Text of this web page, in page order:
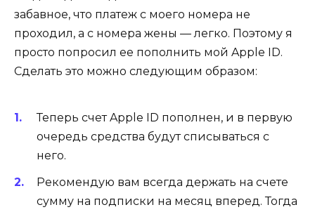
забавное, что платеж с моего номера не
проходил, а с номера жены — легко. Поэтому я
просто попросил ее пополнить мой Apple ID.
Сделать это можно следующим образом:
Теперь счет Apple ID пополнен, и в первую
очередь средства будут списываться с
него.
Рекомендую вам всегда держать на счете
сумму на подписки на месяц вперед. Тогда